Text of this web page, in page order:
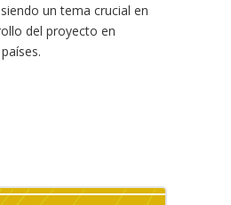
un tema crucial en
del proyecto en